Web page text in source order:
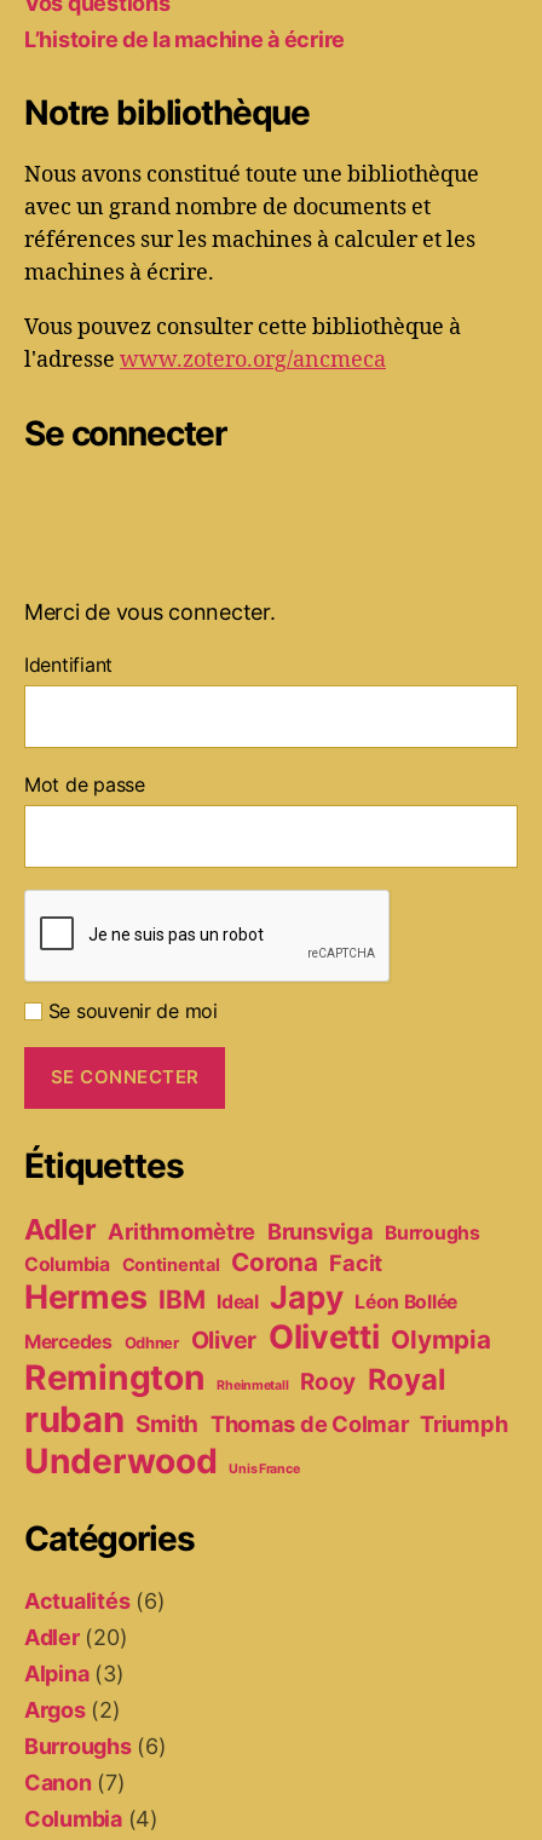
L’histoire de la machine à écrire
Notre bibliothèque
Nous avons constitué toute une bibliothèque
avec un grand nombre de documents et
références sur les machines à calculer et les
machines à écrire.
Vous pouvez consulter cette bibliothèque à
l'adresse www.zotero.org/ancmeca
Se connecter
Merci de vous connecter.
Identifiant
Mot de passe
Se souvenir de moi
Étiquettes
Adler Arithmomètre Brunsviga Burroughs
Columbia Continental Corona Facit
Hermes IBM Ideal Japy Léon Bollée
Mercedes
Odhner Oliver Olivetti Olympia
Remington Rheinmetall Rooy Royal
ruban Smith Thomas de Colmar Triumph
Underwood Unis France
Catégories
Actualités(6)
Adler(20)
Alpina(3)
Argos(2)
Burroughs(6)
Canon (7)
Columbia(4)